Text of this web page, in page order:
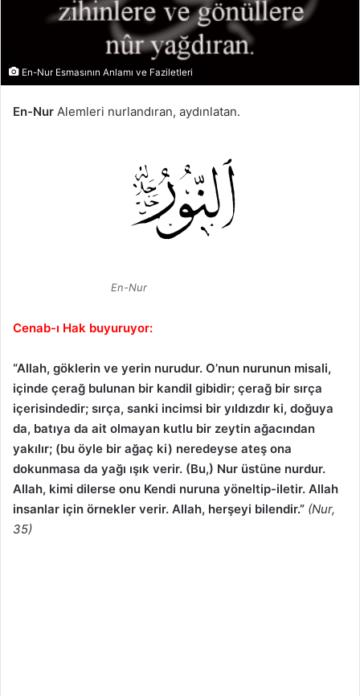
En-Nur Esmasının Anlamı ve Faziletleri
En-Nur Alemleri nurlandıran, aydınlatan.
En-Nur
Cenab-ı Hak buyuruyor:
“Allah, göklerin ve yerin nurudur. O’nun nurunun misali,
içinde çerağ bulunan bir kandil gibidir; çerağ bir sırça
içerisindedir; sırça, sanki incimsi bir yıldızdır ki, doğuya
da, batıya da ait olmayan kutlu bir zeytin ağacından
yakılır; (bu öyle bir ağaç ki) neredeyse ateş ona
dokunmasa da yağı ışık verir. (Bu,) Nur üstüne nurdur.
Allah, kimi dilerse onu Kendi nuruna yöneltip-iletir. Allah
insanlar için örnekler verir. Allah, herşeyi bilendir.” (Nur,
35)